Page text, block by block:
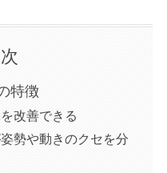
特徴
改善できる
勢や動きのクセを分